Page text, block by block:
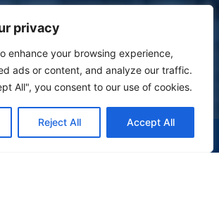
privacy
enhance your browsing experience,
ads or content, and analyze our traffic.
All", you consent to our use of cookies.
Reject All Accept All
7630